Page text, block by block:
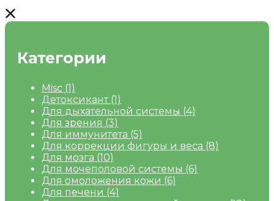
Категории
Misc (1)
Детоксикант (1)
Для дыхательной системы (4)
Для зрения (3)
Для иммунитета (5)
Для коррекции фигуры и веса (8)
Для мозга (10)
Для мочеполовой системы (6)
Для омоложения кожи (6)
Для печени (4)